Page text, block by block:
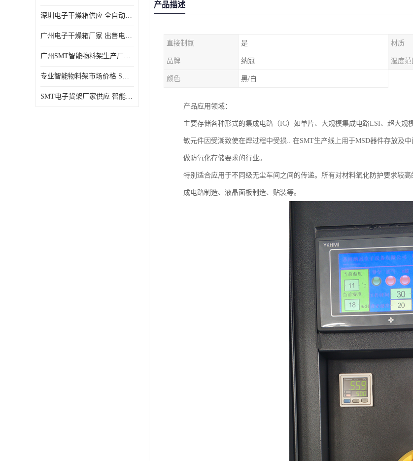
深圳电子干燥箱供应 全自动恒温干燥箱厂家批发
广州电子干燥箱厂家 出售电子干燥箱优惠供应价格
广州SMT智能物料架生产厂家 智能物料架设计定制
专业智能物料架市场价格 SMT智能物料架供应厂家
SMT电子货架厂家供应 智能电子货架现货直销
产品描述
直接制氮 是 材质
品牌 纳冠 湿度范
颜色 黑/白
产品应用领域：
主要存储各种形式的集成电路（IC）如单片、大规模集成电路LSI、超大规
敏元件因受潮致使在焊过程中受损.. 在SMT生产线上用于MSD器件存放及
做防氧化存储要求的行业。
特别适合应用于不同级无尘车间之间的传递。所有对材料氧化防护要求较
成电路制造、液晶面板制造、贴装等。